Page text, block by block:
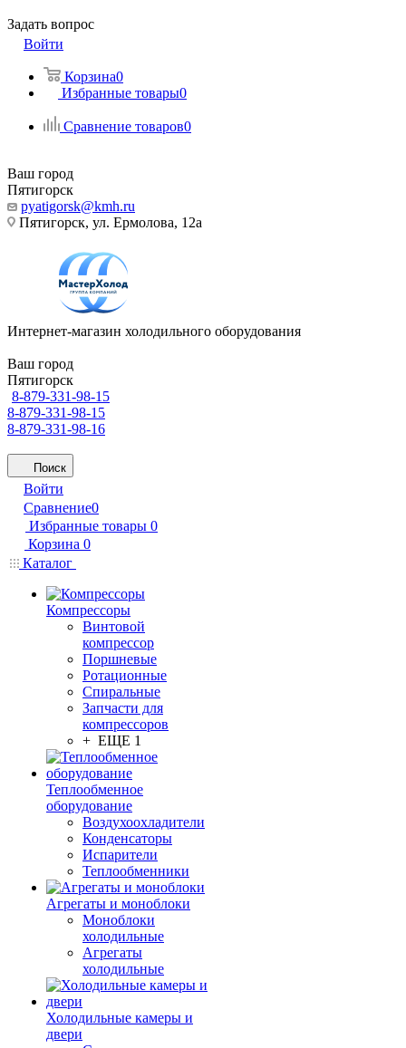
Задать вопрос
Войти
Корзина0
Избранные товары0
Сравнение товаров0
Ваш город
Пятигорск
pyatigorsk@kmh.ru
Пятигорск, ул. Ермолова, 12а
Интернет-магазин холодильного оборудования
Ваш город
Пятигорск
8-879-331-98-15
8-879-331-98-15
8-879-331-98-16
Поиск
Войти
Сравнение0
Избранные товары 0
Корзина 0
Каталог
Компрессоры
Винтовой
компрессор
Поршневые
Ротационные
Спиральные
Запчасти для
компрессоров
+ ЕЩЕ 1
Теплообменное
оборудование
Воздухоохладители
Конденсаторы
Испарители
Теплообменники
Агрегаты и моноблоки
Моноблоки
холодильные
Агрегаты
холодильные
Холодильные камеры и
двери